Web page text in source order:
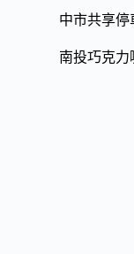
中市共享
南投巧克力